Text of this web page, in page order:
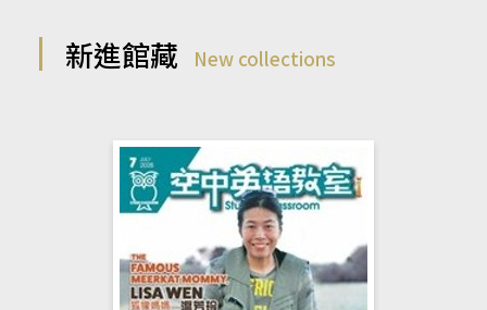
新進館藏 New collections